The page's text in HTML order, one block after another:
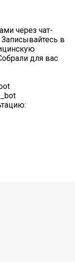
через чат-
в
для вас